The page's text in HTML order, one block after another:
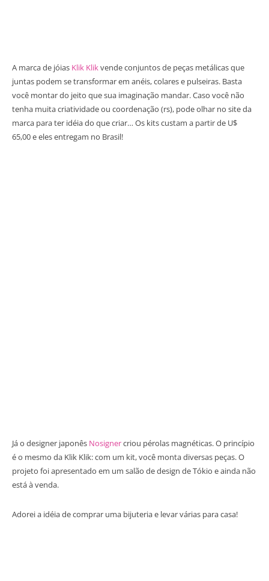
A marca de jóias Klik Klikvende conjuntos de peças metálicas que
juntas podem se transformar em anéis, colares e pulseiras. Basta
você montar do jeito que sua imaginação mandar. Caso você não
tenha muita criatividade ou coordenação (rs), pode olhar no site da
marca para ter idéia do que criar… Os kits custam a partir de U$
65,00 e eles entregam no Brasil!
Já o designer japonês Nosignercriou pérolas magnéticas. O princípio
é o mesmo da Klik Klik: com um kit, você monta diversas peças. O
projeto foi apresentado em um salão de design de Tókio e ainda não
está à venda.
Adorei a idéia de comprar uma bijuteria e levar várias para casa!